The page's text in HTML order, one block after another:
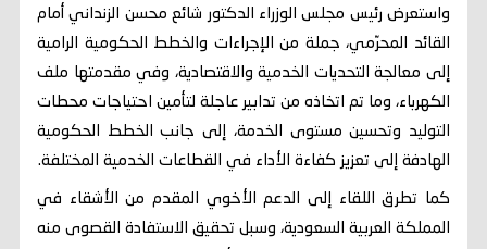
واستعرض رئيس مجلس الوزراء الدكتور شائع محسن الزنداني أمام
القائد المحرّمي، جملة من الإجراءات والخطط الحكومية الرامية
إلى معالجة التحديات الخدمية والاقتصادية، وفي مقدمتها ملف
الكهرباء، وما تم اتخاذه من تدابير عاجلة لتأمين احتياجات محطات
التوليد وتحسين مستوى الخدمة، إلى جانب الخطط الحكومية
الهادفة إلى تعزيز كفاءة الأداء في القطاعات الخدمية المختلفة.
كما تطرق اللقاء إلى الدعم الأخوي المقدم من الأشقاء في
المملكة العربية السعودية، وسبل تحقيق الاستفادة القصوى منه